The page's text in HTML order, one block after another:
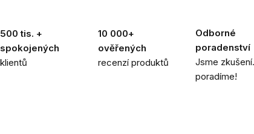
500 tis. +
spokojených
klientů
10 000+
ověřených
recenzí produktů
Odborné
poradenství
Jsme
poradíme!